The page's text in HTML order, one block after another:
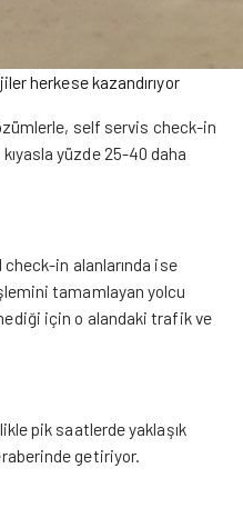
herkese kazandırıyor
self servis check-in
yüzde 25-40 daha
in alanlarında ise
tamamlayan yolcu
için o alandaki trafik ve
pik saatlerde yaklaşık
getiriyor.